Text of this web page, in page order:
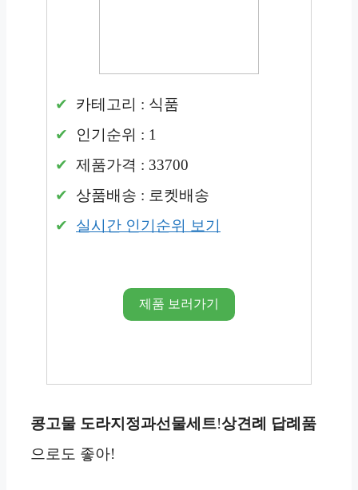
카테고리 : 식품
인기순위 : 1
제품가격 : 33700
상품배송 : 로켓배송
실시간 인기순위 보기
제품 보러가기
콩고물 도라지정과선물세트!상견례
답례품
으로도 좋아!